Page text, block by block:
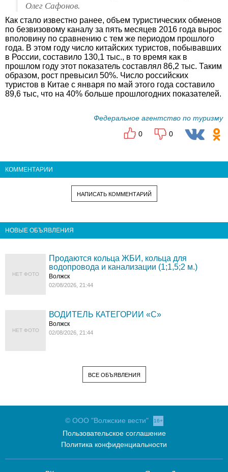
Олег Сафонов.
Как стало известно ранее, объем туристических обменов
по безвизовому каналу за пять месяцев 2016 года вырос
вполовину по сравнению с тем же периодом прошлого
года. В этом году число китайских туристов, побывавших
в России, составило 130,1 тыс., в то время как в
прошлом году этот показатель составлял 86,2 тыс. Таким
образом, рост превысил 50%. Число российских
туристов в Китае с января по май этого года составило
89,6 тыс, что на 40% больше прошлогодних показателей.
Федеральное агентство по туризму
0
0
КОММЕНТАРИИ
НАПИСАТЬ КОММЕНТАРИЙ
НОВЫЕ ОБЪЯВЛЕНИЯ
НЕТ ФОТО
Продаются кольца ЖБИ, кольца для
водопровода и канализации (1;1,5;2 м.)
Волжск
02/08/2026, 21:44
НЕТ ФОТО
ВОДИТЕЛЬ КАТЕГОРИИ «C»
Волжск
02/08/2026, 21:44
ВСЕ ОБЪЯВЛЕНИЯ
© ООО "Волжские вести" 16+
Пользовательское соглашение
Политика конфиденциальности